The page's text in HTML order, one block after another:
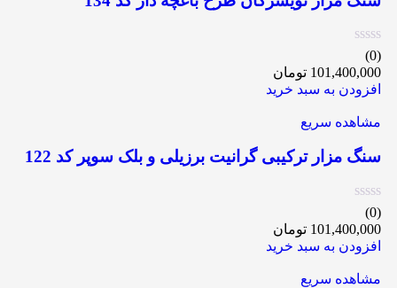
(0)
101,400,000 تومان
افزودن به سبد خرید
مشاهده سریع
سنگ مزار ترکیبی گرانیت برزیلی و بلک سوپر کد 122
(0)
101,400,000 تومان
افزودن به سبد خرید
مشاهده سریع